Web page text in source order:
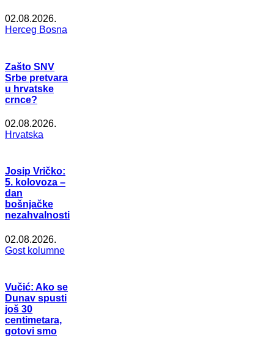
02.08.2026.
Herceg Bosna
Zašto SNV
Srbe pretvara
u hrvatske
crnce?
02.08.2026.
Hrvatska
Josip Vričko:
5. kolovoza –
dan
bošnjačke
nezahvalnosti
02.08.2026.
Gost kolumne
Vučić: Ako se
Dunav spusti
još 30
centimetara,
gotovi smo